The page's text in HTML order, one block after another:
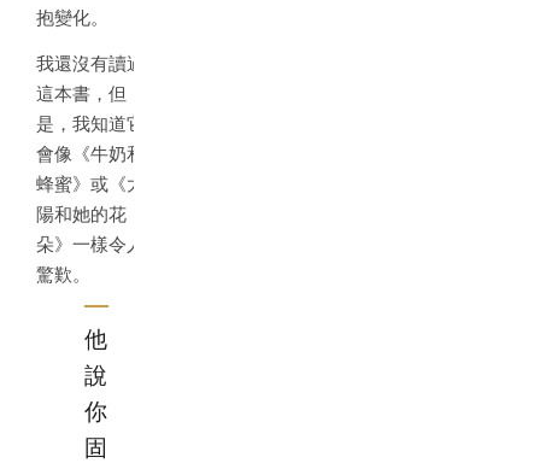
抱變化。
我還沒有讀過
這本書，但
是，我知道它
會像《牛奶和
蜂蜜》或《太
陽和她的花
朵》一樣令人
驚歎。
他
說
你
固